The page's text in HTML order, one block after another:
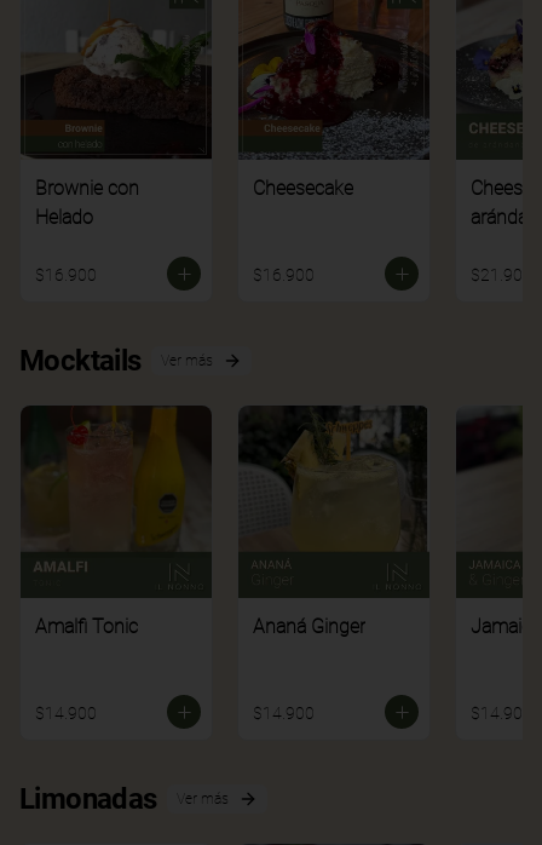
Brownie con
Helado
$16.900
Cheesecake
$16.900 $21.900
Mocktails Ver más
Amalfi Tonic
$14.900
Ananá Ginger
$14.900 $14.900
Limonadas Ver más